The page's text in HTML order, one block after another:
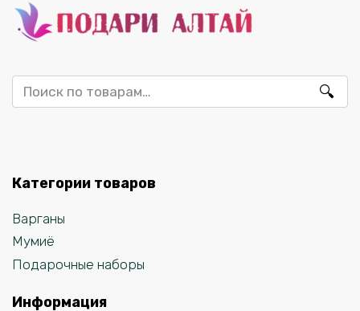
Искать:
Категории товаров
Варганы
Мумиё
Подарочные наборы
Информация